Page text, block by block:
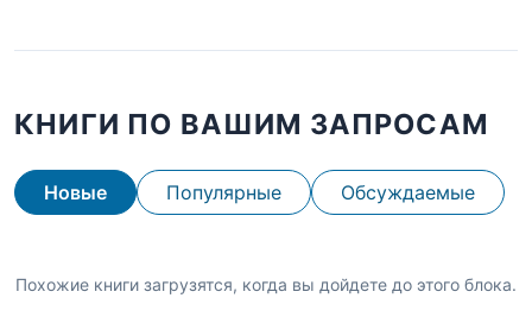
КНИГИ ПО ВАШИМ ЗАПРОСАМ
Новые Популярные Обсуждаемые
Похожие книги загрузятся, когда вы дойдете до этого блока.